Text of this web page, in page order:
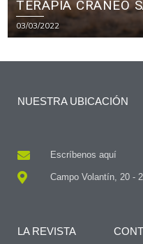
TERAPIA CRÁNEO
03/03/2022
NUESTRA UBICACIÓN
Escríbenos aquí
Campo Volantín, 20 -
LA REVISTA